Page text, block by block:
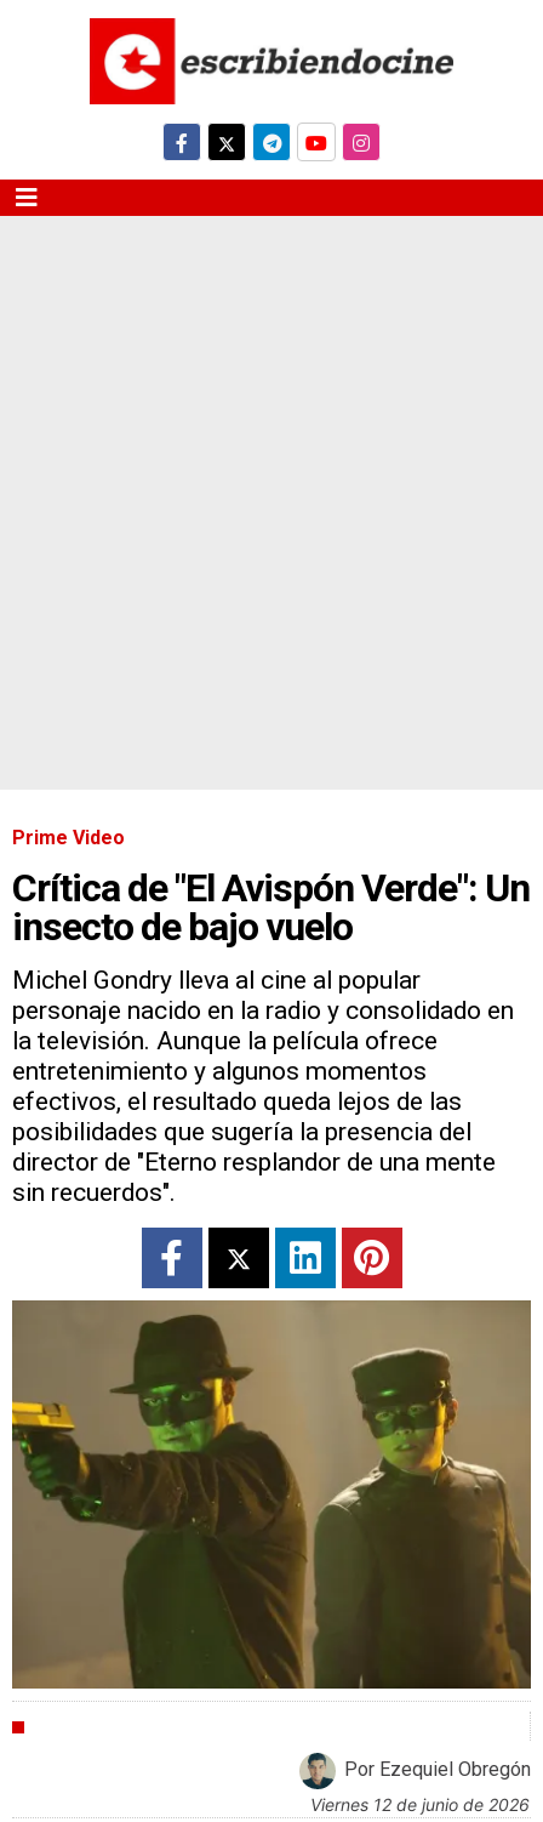
Prime Video
Crítica de "El Avispón Verde": Un
insecto de bajo vuelo
Michel Gondry lleva al cine al popular
personaje nacido en la radio y consolidado en
la televisión. Aunque la película ofrece
entretenimiento y algunos momentos
efectivos, el resultado queda lejos de las
posibilidades que sugería la presencia del
director de "Eterno resplandor de una mente
sin recuerdos".
Por Ezequiel Obregón
viernes 12 de junio de 2026